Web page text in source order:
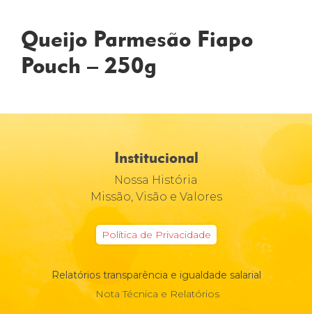
Queijo Parmesão Fiapo
Pouch – 250g
Institucional
Nossa História
Missão, Visão e Valores
Política de Privacidade
Relatórios transparência e igualdade salarial
Nota Técnica e Relatórios